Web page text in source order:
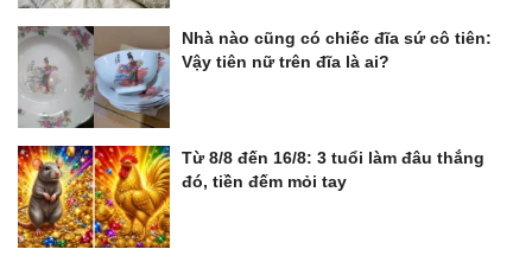
Nhà nào cũng có chiếc đĩa sứ cô tiên:
Vậy tiên nữ trên đĩa là ai?
Từ 8/8 đến 16/8: 3 tuổi làm đâu thắng
đó, tiền đếm mỏi tay